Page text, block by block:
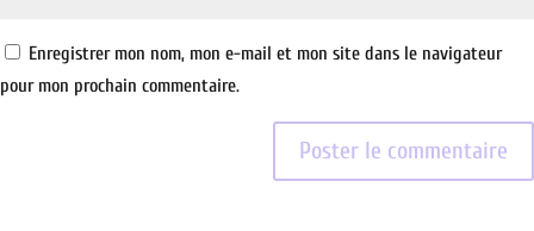
Enregistrer mon nom, mon e-mail et mon site dans le navigateur
pour mon prochain commentaire.